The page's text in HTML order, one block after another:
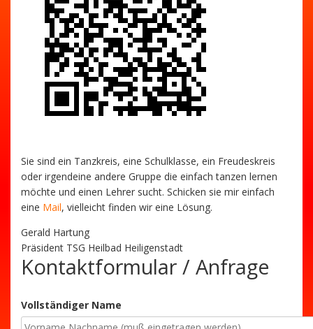
Sie sind ein Tanzkreis, eine Schulklasse, ein Freudeskreis
oder irgendeine andere Gruppe die einfach tanzen lernen
möchte und einen Lehrer sucht. Schicken sie mir einfach
eine Mail, vielleicht finden wir eine Lösung.
Gerald Hartung
Präsident TSG Heilbad Heiligenstadt
Kontaktformular / Anfrage
Vollständiger Name